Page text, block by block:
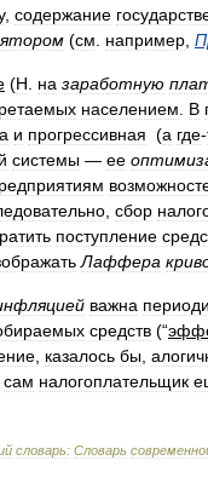
, содержание
(см например
(Н на заработную
населением В
и прогрессивная (а где-
системы — ее
сбор
поступление
Лаффера
важна
средств (“
казалось бы
сам налогоплательщик
словарь: Словарь